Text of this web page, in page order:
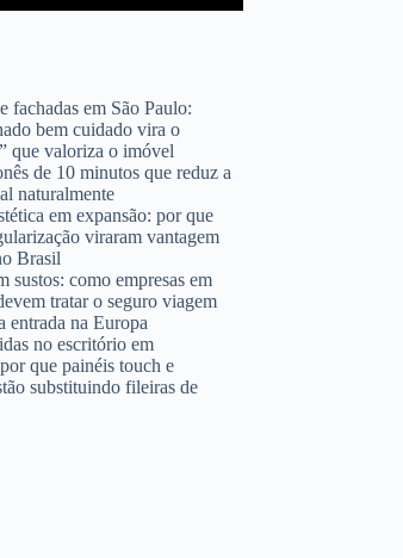
fachadas em São Paulo:
bem cuidado vira o
que valoriza o imóvel
de 10 minutos que reduz a
naturalmente
em expansão: por que
viraram vantagem
Brasil
sustos: como empresas em
tratar o seguro viagem
entrada na Europa
no escritório em
que painéis touch e
substituindo fileiras de